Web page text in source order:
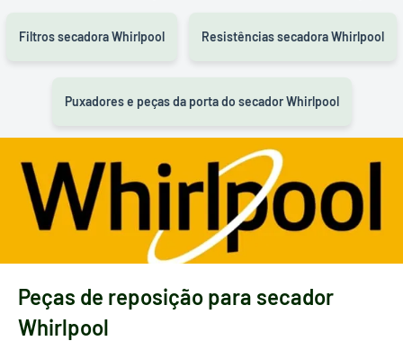
Filtros secadora Whirlpool Resistências secadora Whirlpool
Puxadores e peças da porta do secador Whirlpool
Peças de reposição para secador
Whirlpool